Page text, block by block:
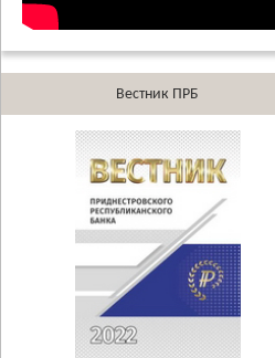
Вестник ПРБ